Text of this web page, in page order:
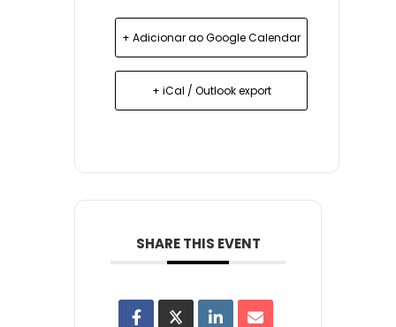
+ Adicionar ao Google Calendar
+ iCal / Outlook export
SHARE THIS EVENT